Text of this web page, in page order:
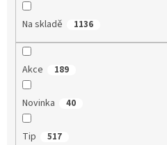
Na skladě 1136
Akce 189
Novinka 40
Tip 517